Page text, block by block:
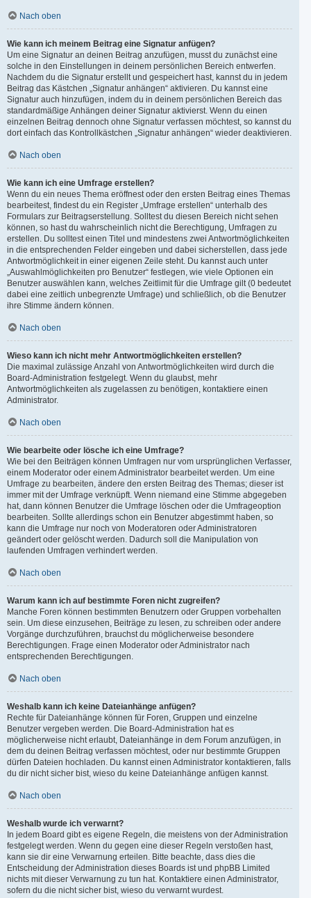
Nach oben
Wie kann ich meinem Beitrag eine Signatur anfügen?
Um eine Signatur an deinen Beitrag anzufügen, musst du zunächst eine
solche in den Einstellungen in deinem persönlichen Bereich entwerfen.
Nachdem du die Signatur erstellt und gespeichert hast, kannst du in jedem
Beitrag das Kästchen „Signatur anhängen“ aktivieren. Du kannst eine
Signatur auch hinzufügen, indem du in deinem persönlichen Bereich das
standardmäßige Anhängen deiner Signatur aktivierst. Wenn du einen
einzelnen Beitrag dennoch ohne Signatur verfassen möchtest, so kannst du
dort einfach das Kontrollkästchen „Signatur anhängen“ wieder deaktivieren.
Nach oben
Wie kann ich eine Umfrage erstellen?
Wenn du ein neues Thema eröffnest oder den ersten Beitrag eines Themas
bearbeitest, findest du ein Register „Umfrage erstellen“ unterhalb des
Formulars zur Beitragserstellung. Solltest du diesen Bereich nicht sehen
können, so hast du wahrscheinlich nicht die Berechtigung, Umfragen zu
erstellen. Du solltest einen Titel und mindestens zwei Antwortmöglichkeiten
in die entsprechenden Felder eingeben und dabei sicherstellen, dass jede
Antwortmöglichkeit in einer eigenen Zeile steht. Du kannst auch unter
„Auswahlmöglichkeiten pro Benutzer“ festlegen, wie viele Optionen ein
Benutzer auswählen kann, welches Zeitlimit für die Umfrage gilt (0 bedeutet
dabei eine zeitlich unbegrenzte Umfrage) und schließlich, ob die Benutzer
ihre Stimme ändern können.
Nach oben
Wieso kann ich nicht mehr Antwortmöglichkeiten erstellen?
Die maximal zulässige Anzahl von Antwortmöglichkeiten wird durch die
Board-Administration festgelegt. Wenn du glaubst, mehr
Antwortmöglichkeiten als zugelassen zu benötigen, kontaktiere einen
Administrator.
Nach oben
Wie bearbeite oder lösche ich eine Umfrage?
Wie bei den Beiträgen können Umfragen nur vom ursprünglichen Verfasser,
einem Moderator oder einem Administrator bearbeitet werden. Um eine
Umfrage zu bearbeiten, ändere den ersten Beitrag des Themas; dieser ist
immer mit der Umfrage verknüpft. Wenn niemand eine Stimme abgegeben
hat, dann können Benutzer die Umfrage löschen oder die Umfrageoption
bearbeiten. Sollte allerdings schon ein Benutzer abgestimmt haben, so
kann die Umfrage nur noch von Moderatoren oder Administratoren
geändert oder gelöscht werden. Dadurch soll die Manipulation von
laufenden Umfragen verhindert werden.
Nach oben
Warum kann ich auf bestimmte Foren nicht zugreifen?
Manche Foren können bestimmten Benutzern oder Gruppen vorbehalten
sein. Um diese einzusehen, Beiträge zu lesen, zu schreiben oder andere
Vorgänge durchzuführen, brauchst du möglicherweise besondere
Berechtigungen. Frage einen Moderator oder Administrator nach
entsprechenden Berechtigungen.
Nach oben
Weshalb kann ich keine Dateianhänge anfügen?
Rechte für Dateianhänge können für Foren, Gruppen und einzelne
Benutzer vergeben werden. Die Board-Administration hat es
möglicherweise nicht erlaubt, Dateianhänge in dem Forum anzufügen, in
dem du deinen Beitrag verfassen möchtest, oder nur bestimmte Gruppen
dürfen Dateien hochladen. Du kannst einen Administrator kontaktieren, falls
du dir nicht sicher bist, wieso du keine Dateianhänge anfügen kannst.
Nach oben
Weshalb wurde ich verwarnt?
In jedem Board gibt es eigene Regeln, die meistens von der Administration
festgelegt werden. Wenn du gegen eine dieser Regeln verstoßen hast,
kann sie dir eine Verwarnung erteilen. Bitte beachte, dass dies die
Entscheidung der Administration dieses Boards ist und phpBB Limited
nichts mit dieser Verwarnung zu tun hat. Kontaktiere einen Administrator,
sofern du die nicht sicher bist, wieso du verwarnt wurdest.